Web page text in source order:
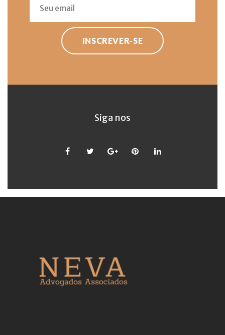
INSCREVER-SE
Siga nos